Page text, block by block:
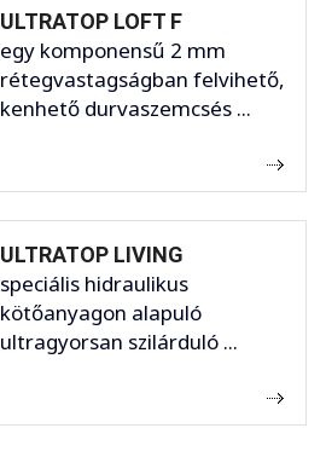
ULTRATOP LOFT F
egy komponensű 2 mm
rétegvastagságban felvihető,
kenhető durvaszemcsés ...
ULTRATOP LIVING
speciális hidraulikus
kötőanyagon alapuló
ultragyorsan szilárduló ...